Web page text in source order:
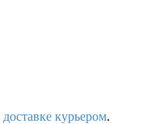
доставке курьером.